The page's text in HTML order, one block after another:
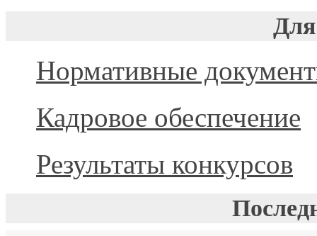
Нормативные
Кадровое обеспечение
Результаты конкурсов